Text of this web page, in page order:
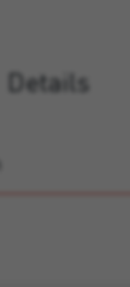
Details